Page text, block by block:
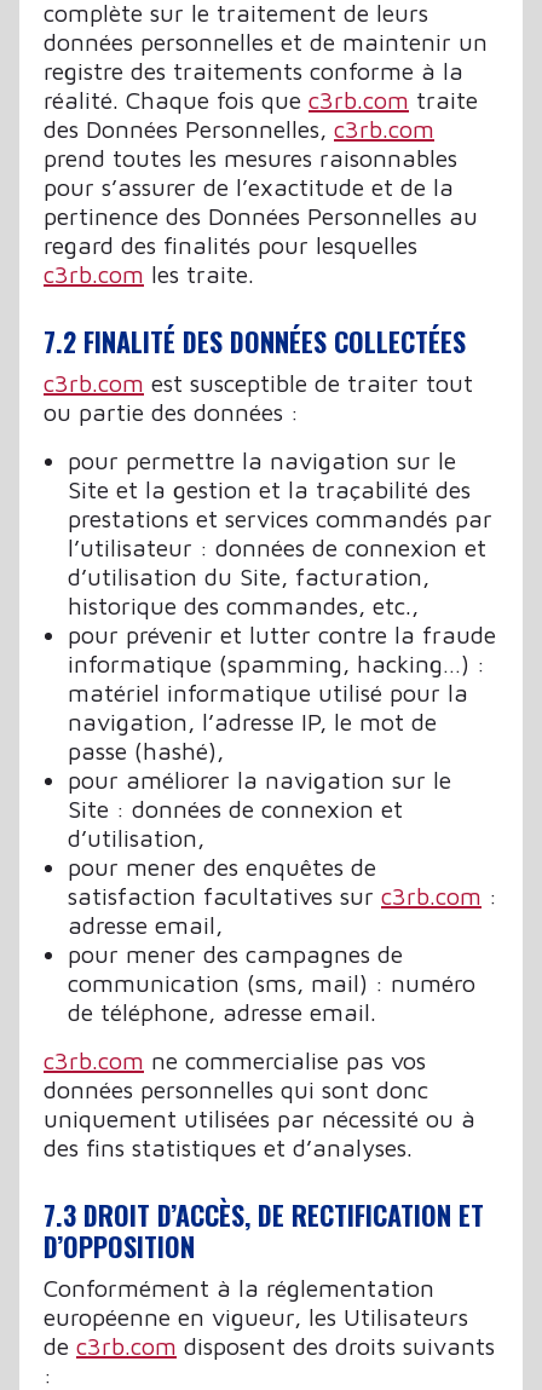
complète sur le traitement de leurs
données personnelles et de maintenir un
registre des traitements conforme à la
réalité. Chaque fois que c3rb.com traite
des Données Personnelles, c3rb.com
prend toutes les mesures raisonnables
pour s’assurer de l’exactitude et de la
pertinence des Données Personnelles au
regard des finalités pour lesquelles
c3rb.com les traite.
7.2 FINALITÉ DES DONNÉES COLLECTÉES
c3rb.com est susceptible de traiter tout
ou partie des données :
pour permettre la navigation sur le
Site et la gestion et la traçabilité des
prestations et services commandés par
l’utilisateur : données de connexion et
d’utilisation du Site, facturation,
historique des commandes, etc.,
pour prévenir et lutter contre la fraude
informatique (spamming, hacking…) :
matériel informatique utilisé pour la
navigation, l’adresse IP, le mot de
passe (hashé),
pour améliorer la navigation sur le
Site : données de connexion et
d’utilisation,
pour mener des enquêtes de
satisfaction facultatives sur c3rb.com :
adresse email,
pour mener des campagnes de
communication (sms, mail) : numéro
de téléphone, adresse email.
c3rb.com ne commercialise pas vos
données personnelles qui sont donc
uniquement utilisées par nécessité ou à
des fins statistiques et d’analyses.
7.3 DROIT D’ACCÈS, DE RECTIFICATION ET
D’OPPOSITION
Conformément à la réglementation
européenne en vigueur, les Utilisateurs
de c3rb.com disposent des droits suivants
: